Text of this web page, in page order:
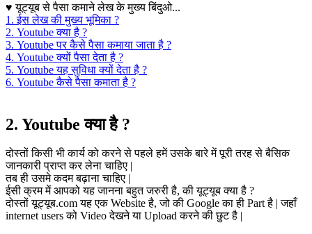
♥ यूट्यूब से पैसा कमाने लेख के मुख्य बिंदुओ...
1. ईस लेख की मुख्य भूमिका ?
2. Youtube क्या है ?
3. Youtube पर कैसे पैसा कमाया जाता है ?
4. Youtube क्यों पैसा देता है ?
5. Youtube यह सुविधा क्यों देता है ?
6. Youtube कैसे पैसा कमाता है ?
2. Youtube क्या है ?
दोस्तों किसी भी कार्य को करने से पहले हमें उसके बारे में पूरी तरह से बैसिक
जानकारी प्राप्त कर लेना चाहिए |
तब ही उसमे कदम बढ़ाना चाहिए |
ईसी क्रम में आपको यह जानना बहुत जरुरी है, की यूट्यूब क्या है ?
दोस्तों यूट्यूब.com यह एक Website है, जो की Google का ही Part है | जहाँ
internet users को Video देखने या Upload करने की छुट है |